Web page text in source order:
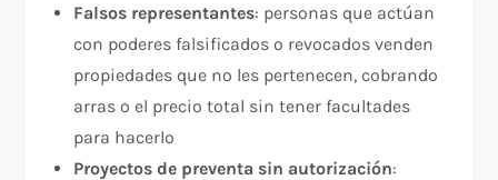
Falsos representantes: personas que actúan
con poderes falsificados o revocados venden
propiedades que no les pertenecen, cobrando
arras o el precio total sin tener facultades
para hacerlo
Proyectos de preventa sin autorización: